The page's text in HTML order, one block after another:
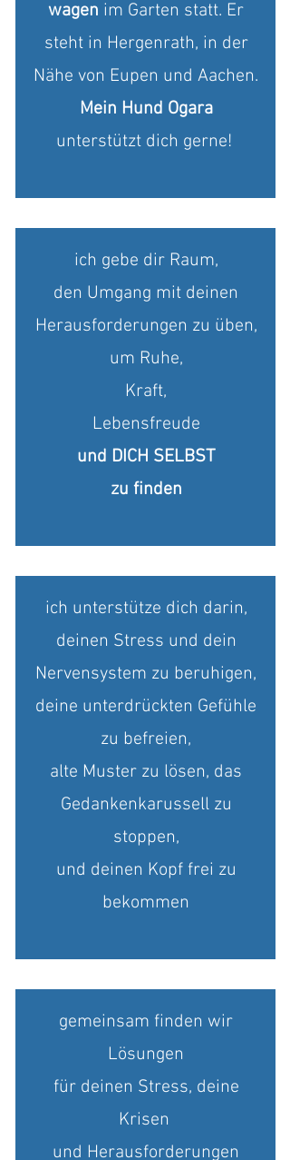
wagen im Garten statt. Er
steht in Hergenrath, in der
Nähe von Eupen und Aachen.
Mein Hund Ogara
unterstützt dich gerne!
ich gebe dir Raum,
den Umgang mit deinen
Herausforderungen zu üben,
um Ruhe,
Kraft,
Lebensfreude
und DICH SELBST
zu finden
ich unterstütze dich darin,
deinen Stress und dein
Nervensystem zu beruhigen,
deine unterdrückten Gefühle
zu befreien,
alte Muster zu lösen, das
Gedankenkarussell zu
stoppen,
und deinen Kopf frei zu
bekommen
gemeinsam finden wir
Lösungen
für deinen Stress, deine
Krisen
und Herausforderungen